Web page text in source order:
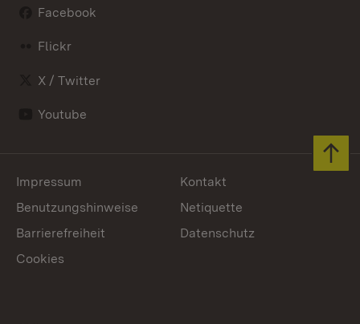
Facebook
Flickr
X / Twitter
Youtube
Impressum
Kontakt
Benutzungshinweise
Netiquette
Barrierefreiheit
Datenschutz
Cookies